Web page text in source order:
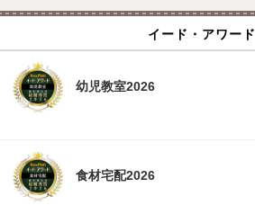
イード・アワード
幼児教室2026
食材宅配2026